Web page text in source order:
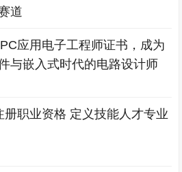
道
应用电子工程师证书，成为
与嵌入式时代的电路设计师
册职业资格 定义技能人才专业